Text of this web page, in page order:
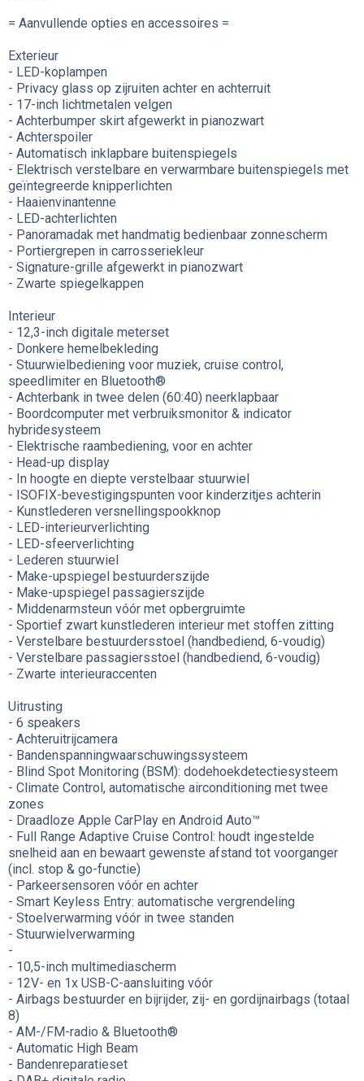
= Aanvullende opties en accessoires =
Exterieur
- LED-koplampen
- Privacy glass op zijruiten achter en achterruit
- 17-inch lichtmetalen velgen
- Achterbumper skirt afgewerkt in pianozwart
- Achterspoiler
- Automatisch inklapbare buitenspiegels
- Elektrisch verstelbare en verwarmbare buitenspiegels met
geïntegreerde knipperlichten
- Haaienvinantenne
- LED-achterlichten
- Panoramadak met handmatig bedienbaar zonnescherm
- Portiergrepen in carrosseriekleur
- Signature-grille afgewerkt in pianozwart
- Zwarte spiegelkappen
Interieur
- 12,3-inch digitale meterset
- Donkere hemelbekleding
- Stuurwielbediening voor muziek, cruise control,
speedlimiter en Bluetooth®
- Achterbank in twee delen (60:40) neerklapbaar
- Boordcomputer met verbruiksmonitor & indicator
hybridesysteem
- Elektrische raambediening, voor en achter
- Head-up display
- In hoogte en diepte verstelbaar stuurwiel
- ISOFIX-bevestigingspunten voor kinderzitjes achterin
- Kunstlederen versnellingspookknop
- LED-interieurverlichting
- LED-sfeerverlichting
- Lederen stuurwiel
- Make-upspiegel bestuurderszijde
- Make-upspiegel passagierszijde
- Middenarmsteun vóór met opbergruimte
- Sportief zwart kunstlederen interieur met stoffen zitting
- Verstelbare bestuurdersstoel (handbediend, 6-voudig)
- Verstelbare passagiersstoel (handbediend, 6-voudig)
- Zwarte interieuraccenten
Uitrusting
- 6 speakers
- Achteruitrijcamera
- Bandenspanningwaarschuwingssysteem
- Blind Spot Monitoring (BSM): dodehoekdetectiesysteem
- Climate Control, automatische airconditioning met twee
zones
- Draadloze Apple CarPlay en Android Auto™
- Full Range Adaptive Cruise Control: houdt ingestelde
snelheid aan en bewaart gewenste afstand tot voorganger
(incl. stop & go-functie)
- Parkeersensoren vóór en achter
- Smart Keyless Entry: automatische vergrendeling
- Stoelverwarming vóór in twee standen
- Stuurwielverwarming
-
- 10,5-inch multimediascherm
- 12V- en 1x USB-C-aansluiting vóór
- Airbags bestuurder en bijrijder, zij- en gordijnairbags (totaal
8)
- AM-/FM-radio & Bluetooth®
- Automatic High Beam
- Bandenreparatieset